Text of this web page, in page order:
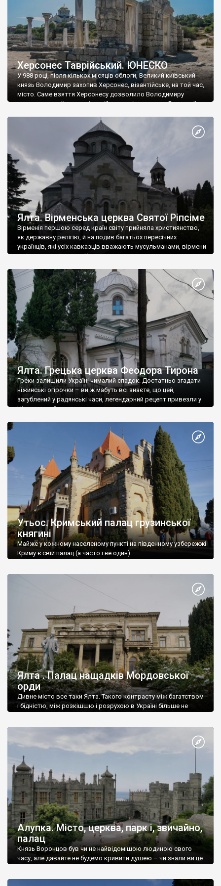
Херсонес Таврійський. ЮНЕСКО
У 988 році, після кількох місяців облоги, Великий київський
князь Володимир захопив Херсонес, візантійське, на той час,
місто. Саме взяття Херсонесу дозволило Володимиру
диктувати свої умови візантійському імператору Василю ІІ, та
Херсонесі Володимир-язичник, став Василем-християнином.
А потім було Хрещення Русі. На честь Херсонесу Таврійського
Ялта. Вірменська церква Святої Ріпсіме
Вірменія першою серед країн світу прийняла християнство,
як державну релігію, й на подив багатьох пересічних
українців, які усіх кавказців вважають мусульманами, вірмени
є відданими вірянами Христа
Ялта. Грецька церква Феодора Тирона
Греки залишили Україні чималий спадок. Достатньо згадати
ніжинські огірочки – ви ж мабуть всі знаєте, що цей,
загублений у радянські часи, легендарний рецепт привезли у
Ніжин греки?
Утьос. Кримський палац грузинської
княгині
Майже у кожному населеному пункті на південному узбережжі
Криму є свій палац (а часто і не один).
Ялта . Палац нащадків Мордовської
орди
Дивне місто все таки Ялта. Такого контрасту між багатством
і бідністю, між розкішшю і розрухою в Україні більше не
Алупка. Місто, церква, парк і, звичайно,
палац
Князь Воронцов був чи не найвідомішою людиною свого
часу, але давайте не будемо кривити душею – чи знали ви це